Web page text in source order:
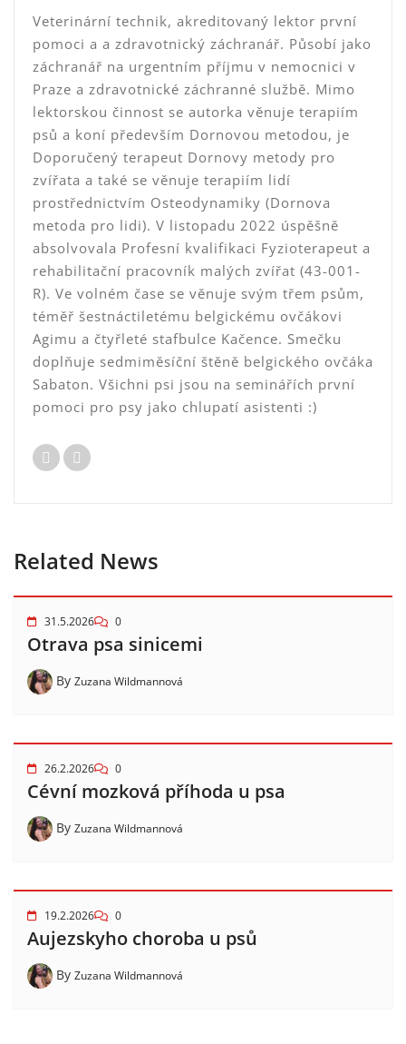
Veterinární technik, akreditovaný lektor první
pomoci a a zdravotnický záchranář. Působí jako
záchranář na urgentním příjmu v nemocnici v
Praze a zdravotnické záchranné službě. Mimo
lektorskou činnost se autorka věnuje terapiím
psů a koní především Dornovou metodou, je
Doporučený terapeut Dornovy metody pro
zvířata a také se věnuje terapiím lidí
prostřednictvím Osteodynamiky (Dornova
metoda pro lidi). V listopadu 2022 úspěšně
absolvovala Profesní kvalifikaci Fyzioterapeut a
rehabilitační pracovník malých zvířat (43-001-
R). Ve volném čase se věnuje svým třem psům,
téměř šestnáctiletému belgickému ovčákovi
Agimu a čtyřleté stafbulce Kačence. Smečku
doplňuje sedmiměsíční štěně belgického ovčáka
Sabaton. Všichni psi jsou na seminářích první
pomoci pro psy jako chlupatí asistenti :)
Related News
31.5.2026 0
Otrava psa sinicemi
By Zuzana Wildmannová
26.2.2026 0
Cévní mozková příhoda u psa
By Zuzana Wildmannová
19.2.2026 0
Aujezskyho choroba u psů
By Zuzana Wildmannová